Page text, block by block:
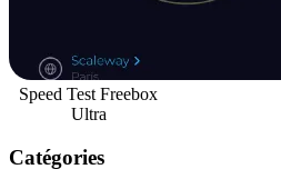
Speed Test Freebox
Ultra
Catégories